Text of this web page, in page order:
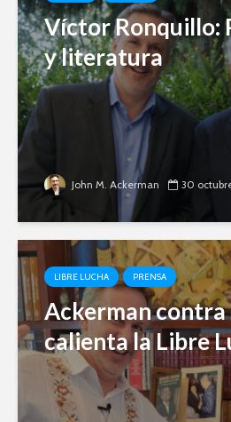
Víctor Ronquillo:
y literatura
John M. Ackerman 30
LIBRE LUCHA PRENSA
Ackerman contra
calienta la Libre